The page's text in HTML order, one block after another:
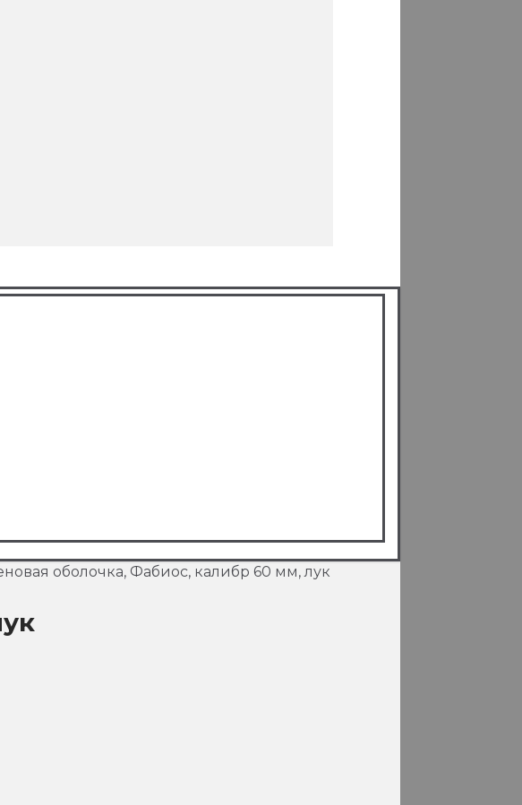
оболочка, Фабиос, калибр 60 мм, лук